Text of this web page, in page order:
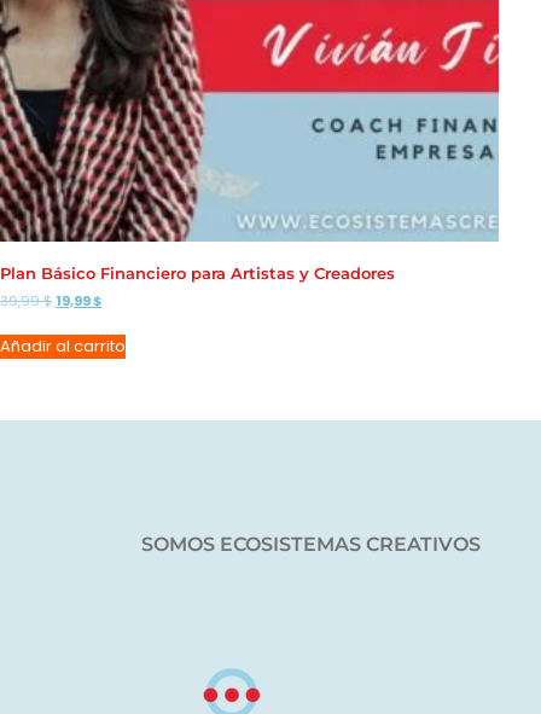
Plan Básico Financiero para Artistas y Creadores
39,99$ El
original
era:
19,99$El
actual
es:
Añadir al carrito
SOMOS ECOSISTEMAS CREATIVOS